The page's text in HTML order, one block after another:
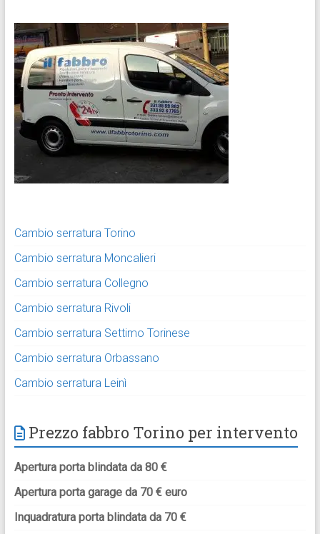
Cambio serratura Torino
Cambio serratura Moncalieri
Cambio serratura Collegno
Cambio serratura Rivoli
Cambio serratura Settimo Torinese
Cambio serratura Orbassano
Cambio serratura Leinì
Prezzo fabbro Torino per intervento
Apertura porta blindata da 80 €
Apertura porta garage da 70 € euro
Inquadratura porta blindata da 70 €